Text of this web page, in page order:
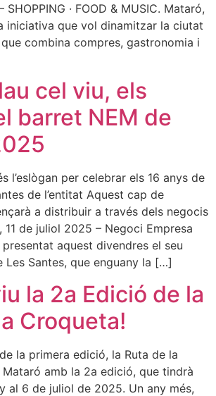
SHOPPING · FOOD & MUSIC. Mataró,
iniciativa que vol dinamitzar la ciutat
combina compres, gastronomia i
cel viu, els
barret NEM de
l’eslògan per celebrar els 16 anys de
de l’entitat Aquest cap de
a distribuir a través dels negocis
de juliol 2025 – Negoci Empresa
aquest divendres el seu
Les Santes, que enguany la […]
la 2a Edició de la
Croqueta!
la primera edició, la Ruta de la
amb la 2a edició, que tindrà
al 6 de juliol de 2025. Un any més,